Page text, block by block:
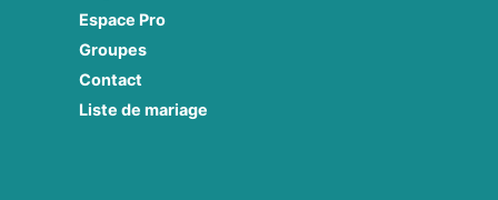
Espace Pro
Groupes
Contact
Liste de mariage